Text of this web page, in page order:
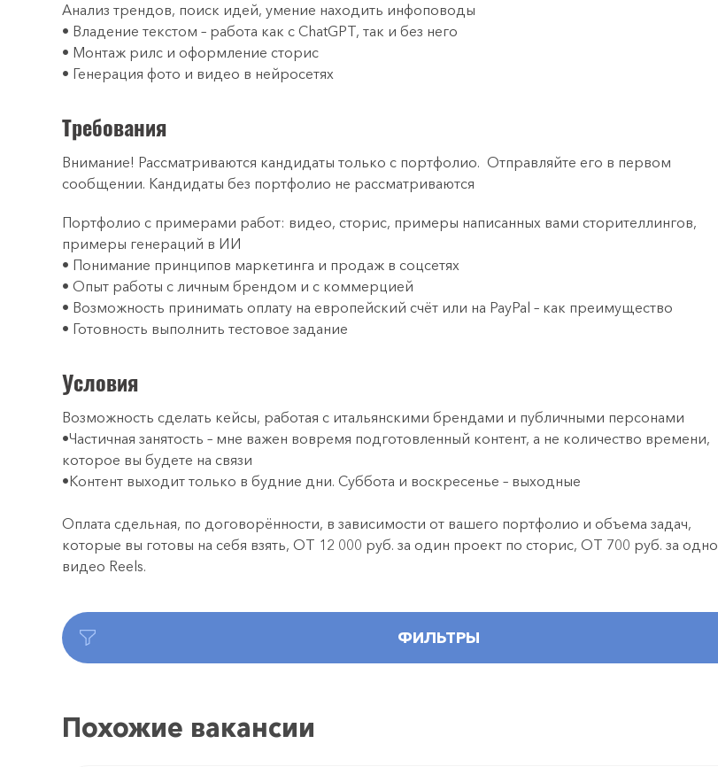
Анализ трендов, поиск идей, умение находить инфоповоды
• Владение текстом – работа как с ChatGPT, так и без него
• Монтаж рилс и оформление сторис
• Генерация фото и видео в нейросетях
Требования
Внимание! Рассматриваются кандидаты только с портфолио. Отправляйте его в первом
сообщении. Кандидаты без портфолио не рассматриваются
Портфолио с примерами работ: видео, сторис, примеры написанных вами сторителлингов,
примеры генераций в ИИ
• Понимание принципов маркетинга и продаж в соцсетях
• Опыт работы с личным брендом и с коммерцией
• Возможность принимать оплату на европейский счёт или на PayPal – как преимущество
• Готовность выполнить тестовое задание
Условия
Возможность сделать кейсы, работая с итальянскими брендами и публичными персонами
•Частичная занятость – мне важен вовремя подготовленный контент, а не количество времени,
которое вы будете на связи
•Контент выходит только в будние дни. Суббота и воскресенье – выходные
Оплата сдельная, по договорённости, в зависимости от вашего портфолио и объема задач,
которые вы готовы на себя взять, ОТ 12 000 руб. за один проект по сторис, ОТ 700 руб. за одно
видео Reels.
ФИЛЬТРЫ
Похожие вакансии